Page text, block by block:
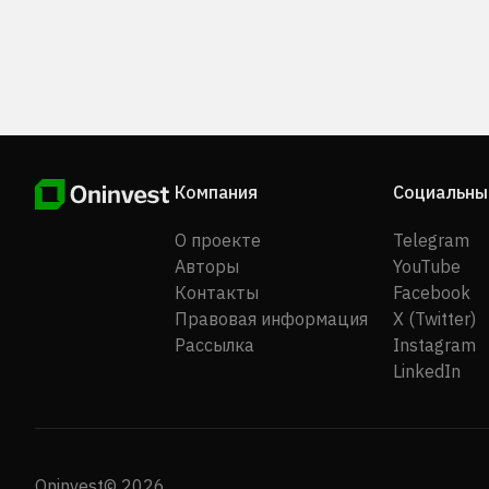
Компания
О проекте
Авторы
Контакты
Правовая информация
Рассылка
Telegram
YouTube
Facebook
X (Twitter)
Instagram
LinkedIn